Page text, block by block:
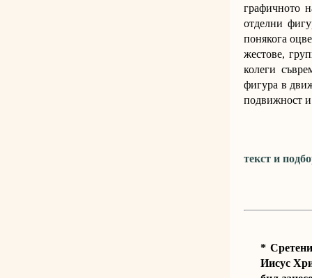
графичното
отделни
понякога
жестове,
колеги
фигура в
подвижност
текст и
*
Иисус